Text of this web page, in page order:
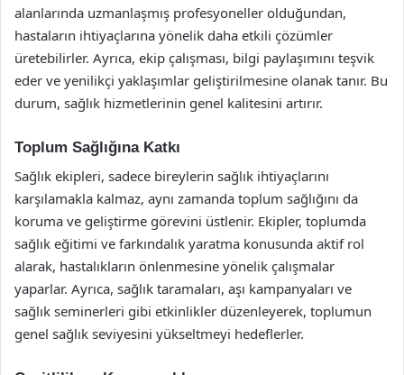
alanlarında uzmanlaşmış profesyoneller olduğundan,
hastaların ihtiyaçlarına yönelik daha etkili çözümler
üretebilirler. Ayrıca, ekip çalışması, bilgi paylaşımını teşvik
eder ve yenilikçi yaklaşımlar geliştirilmesine olanak tanır. Bu
durum, sağlık hizmetlerinin genel kalitesini artırır.
Toplum Sağlığına Katkı
Sağlık ekipleri, sadece bireylerin sağlık ihtiyaçlarını
karşılamakla kalmaz, aynı zamanda toplum sağlığını da
koruma ve geliştirme görevini üstlenir. Ekipler, toplumda
sağlık eğitimi ve farkındalık yaratma konusunda aktif rol
alarak, hastalıkların önlenmesine yönelik çalışmalar
yaparlar. Ayrıca, sağlık taramaları, aşı kampanyaları ve
sağlık seminerleri gibi etkinlikler düzenleyerek, toplumun
genel sağlık seviyesini yükseltmeyi hedeflerler.